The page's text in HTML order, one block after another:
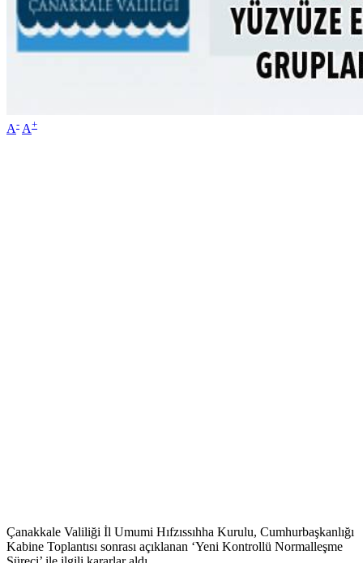
A- A+
Çanakkale Valiliği İl Umumi Hıfzıssıhha Kurulu, Cumhurbaşkanlığı
Kabine Toplantısı sonrası açıklanan ‘Yeni Kontrollü Normalleşme